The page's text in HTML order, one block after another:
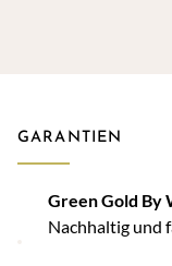
GARANTIEN
Green Gold By
Nachhaltig und